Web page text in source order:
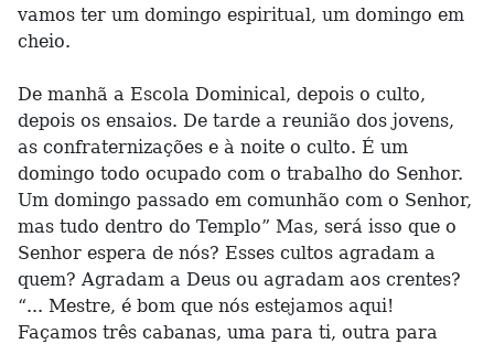
vamos ter um domingo espiritual, um domingo em
cheio.
De manhã a Escola Dominical, depois o culto,
depois os ensaios. De tarde a reunião dos jovens,
as confraternizações e à noite o culto. É um
domingo todo ocupado com o trabalho do Senhor.
Um domingo passado em comunhão com o Senhor,
mas tudo dentro do Templo” Mas, será isso que o
Senhor espera de nós? Esses cultos agradam a
quem? Agradam a Deus ou agradam aos crentes?
“... Mestre, é bom que nós estejamos aqui!
Façamos três cabanas, uma para ti, outra para